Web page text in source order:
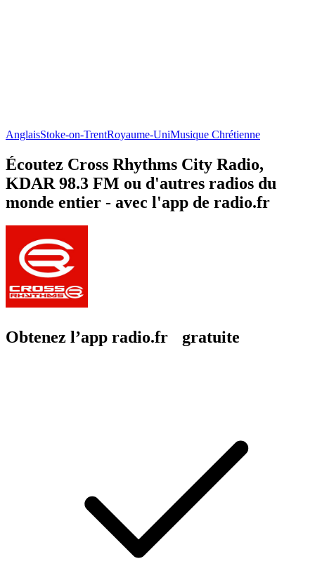
AnglaisStoke-on-TrentRoyaume-UniMusique Chrétienne
Écoutez Cross Rhythms City Radio,
KDAR 98.3 FM ou d'autres radios du
monde entier - avec l'app de radio.fr
Obtenez l’app radio.fr gratuite